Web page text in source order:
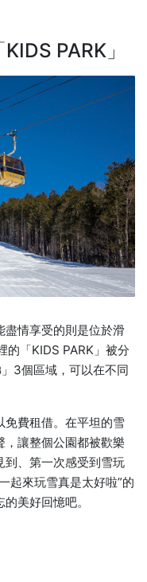
PARK」
盡情享受的則是位於滑
的「KIDS PARK」被分
3個區域，可以在不同
免費租借。在平坦的雪
讓整個公園都被歡樂
到、第一次感受到雪玩
起來玩雪真是太好啦”的
美好回憶吧。